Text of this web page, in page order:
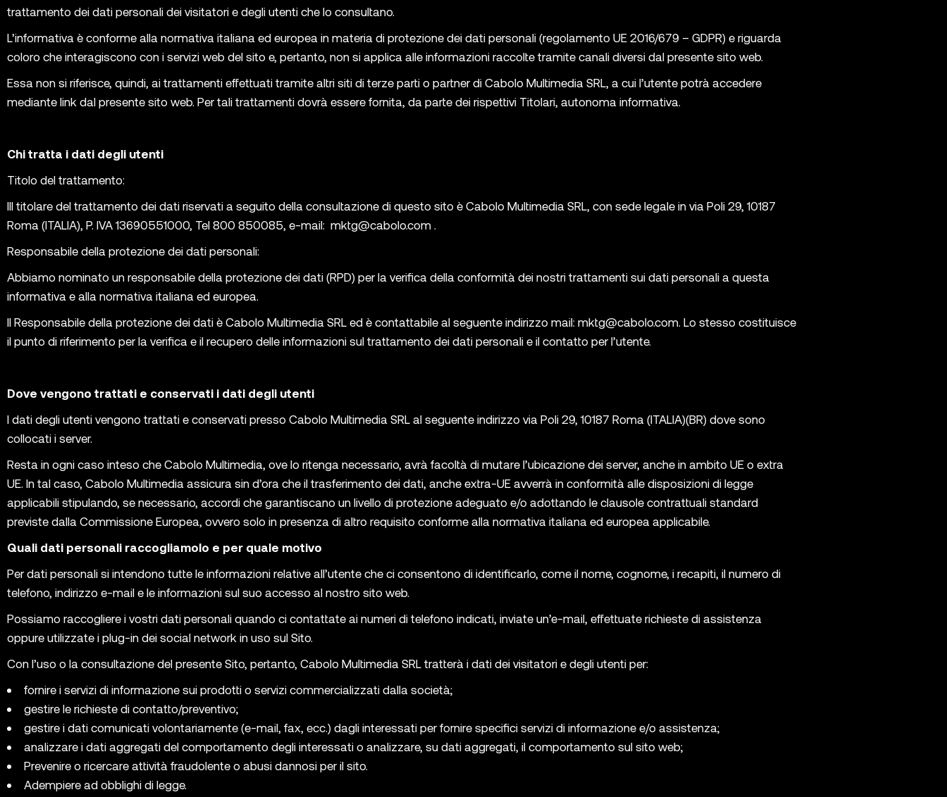
trattamento dei dati personali dei visitatori e degli utenti che lo consultano.
L’informativa è conforme alla normativa italiana ed europea in materia di protezione dei dati personali (regolamento UE 2016/679 – GDPR) e riguarda
coloro che interagiscono con i servizi web del sito e, pertanto, non si applica alle informazioni raccolte tramite canali diversi dal presente sito web.
Essa non si riferisce, quindi, ai trattamenti effettuati tramite altri siti di terze parti o partner di Cabolo Multimedia SRL, a cui l’utente potrà accedere
mediante link dal presente sito web. Per tali trattamenti dovrà essere fornita, da parte dei rispettivi Titolari, autonoma informativa.
Chi tratta i dati degli utenti
Titolo del trattamento:
IIl titolare del trattamento dei dati riservati a seguito della consultazione di questo sito è Cabolo Multimedia SRL, con sede legale in via Poli 29, 10187
Roma (ITALIA), P. IVA 13690551000, Tel 800 850085, e-mail: mktg@cabolo.com
Responsabile della protezione dei dati personali:
Abbiamo nominato un responsabile della protezione dei dati (RPD) per la verifica della conformità dei nostri trattamenti sui dati personali a questa
informativa e alla normativa italiana ed europea.
Il Responsabile della protezione dei dati è Cabolo Multimedia SRL ed è contattabile al seguente indirizzo mail: mktg@cabolo.com . Lo stesso costituisce
il punto di riferimento per la verifica e il recupero delle informazioni sul trattamento dei dati personali e il contatto per l’utente.
Dove vengono trattati e conservati i dati degli utenti
I dati degli utenti vengono trattati e conservati presso Cabolo Multimedia SRL al seguente indirizzo via Poli 29, 10187 Roma (ITALIA)(BR) dove sono
collocati i server.
Resta in ogni caso inteso che Cabolo Multimedia, ove lo ritenga necessario, avrà facoltà di mutare l’ubicazione dei server, anche in ambito UE o extra
UE. In tal caso, Cabolo Multimedia assicura sin d’ora che il trasferimento dei dati, anche extra-UE avverrà in conformità alle disposizioni di legge
applicabili stipulando, se necessario, accordi che garantiscano un livello di protezione adeguato e/o adottando le clausole contrattuali standard
previste dalla Commissione Europea, ovvero solo in presenza di altro requisito conforme alla normativa italiana ed europea applicabile.
Quali dati personali raccogliamolo e per quale motivo
Per dati personali si intendono tutte le informazioni relative all’utente che ci consentono di identificarlo, come il nome, cognome, i recapiti, il numero di
telefono, indirizzo e-mail e le informazioni sul suo accesso al nostro sito web.
Possiamo raccogliere i vostri dati personali quando ci contattate ai numeri di telefono indicati, inviate un’e-mail, effettuate richieste di assistenza
oppure utilizzate i plug-in dei social network in uso sul Sito.
Con l’uso o la consultazione del presente Sito, pertanto, Cabolo Multimedia SRL tratterà i dati dei visitatori e degli utenti per:
fornire i servizi di informazione sui prodotti o servizi commercializzati dalla società;
gestire le richieste di contatto/preventivo;
gestire i dati comunicati volontariamente (e-mail, fax, ecc.) dagli interessati per fornire specifici servizi di informazione e/o assistenza;
analizzare i dati aggregati del comportamento degli interessati o analizzare, su dati aggregati, il comportamento sul sito web;
Prevenire o ricercare attività fraudolente o abusi dannosi per il sito.
Adempiere ad obblighi di legge.